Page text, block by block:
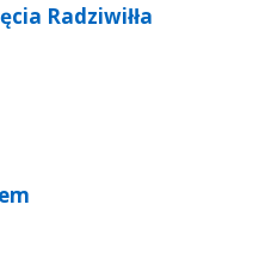
Radziwiłła